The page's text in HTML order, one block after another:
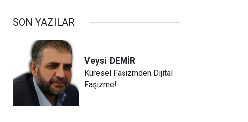
SON YAZILAR
Veysi DEMİR
Küresel Faşizmden Dijital
Faşizme!